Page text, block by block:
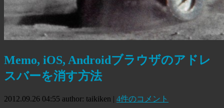
Memo, iOS, Androidブラウザのアドレ
スバーを消す方法
2012.09.26 04:55 author: taikiken | 4件のコメント